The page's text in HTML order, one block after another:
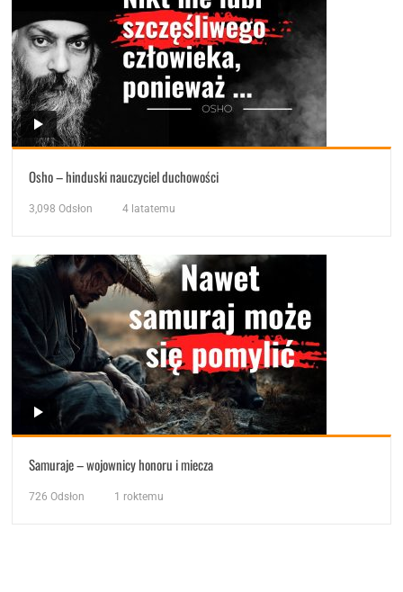
Osho – hinduski nauczyciel duchowości
3,098 Odsłon 4 latatemu
Samuraje – wojownicy honoru i miecza
726 Odsłon 1 roktemu